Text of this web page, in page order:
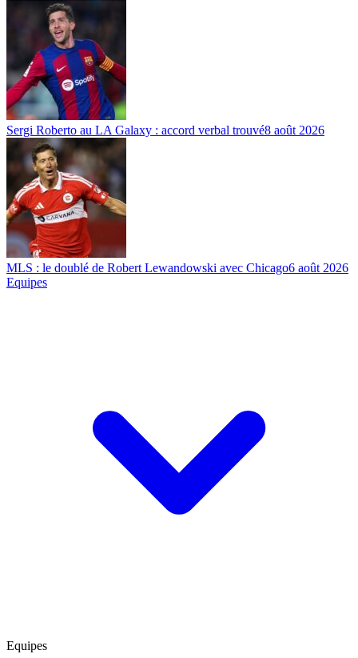
Sergi Roberto au LA Galaxy : accord verbal trouvé8 août 2026
MLS : le doublé de Robert Lewandowski avec Chicago6 août 2026
Equipes
Equipes